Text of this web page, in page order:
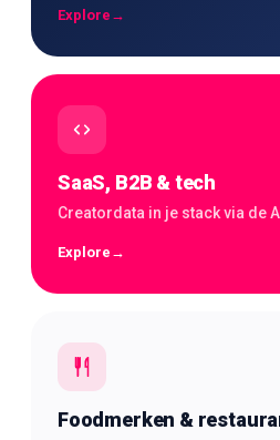
Explore →
SaaS, B2B & tech
Creatordata in je stack via de
Explore →
Foodmerken &